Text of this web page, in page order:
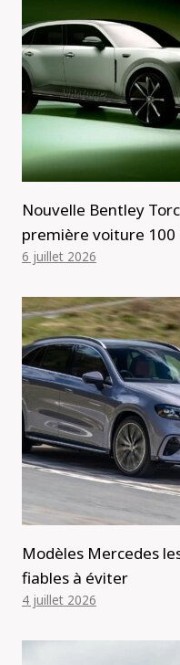
Nouvelle Bentley
première voiture 100
6 juillet 2026
Modèles Mercedes
fiables à éviter
4 juillet 2026